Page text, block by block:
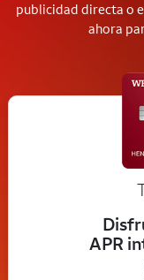
publicidad directa o
ahora
APR